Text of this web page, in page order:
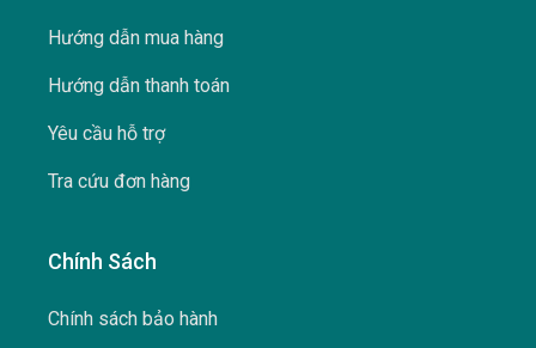
Hướng dẫn mua hàng
Hướng dẫn thanh toán
Yêu cầu hỗ trợ
Tra cứu đơn hàng
Chính Sách
Chính sách bảo hành